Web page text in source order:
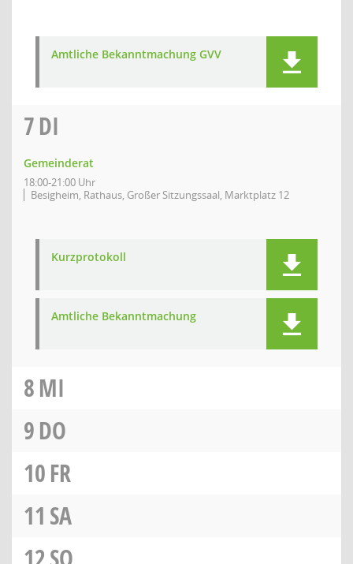
Amtliche Bekanntmachung GVV
7DI
Gemeinderat
18:00-21:00 Uhr
Besigheim, Rathaus, Großer Sitzungssaal, Marktplatz 12
Kurzprotokoll
Amtliche Bekanntmachung
8MI
9DO
10FR
11 SA